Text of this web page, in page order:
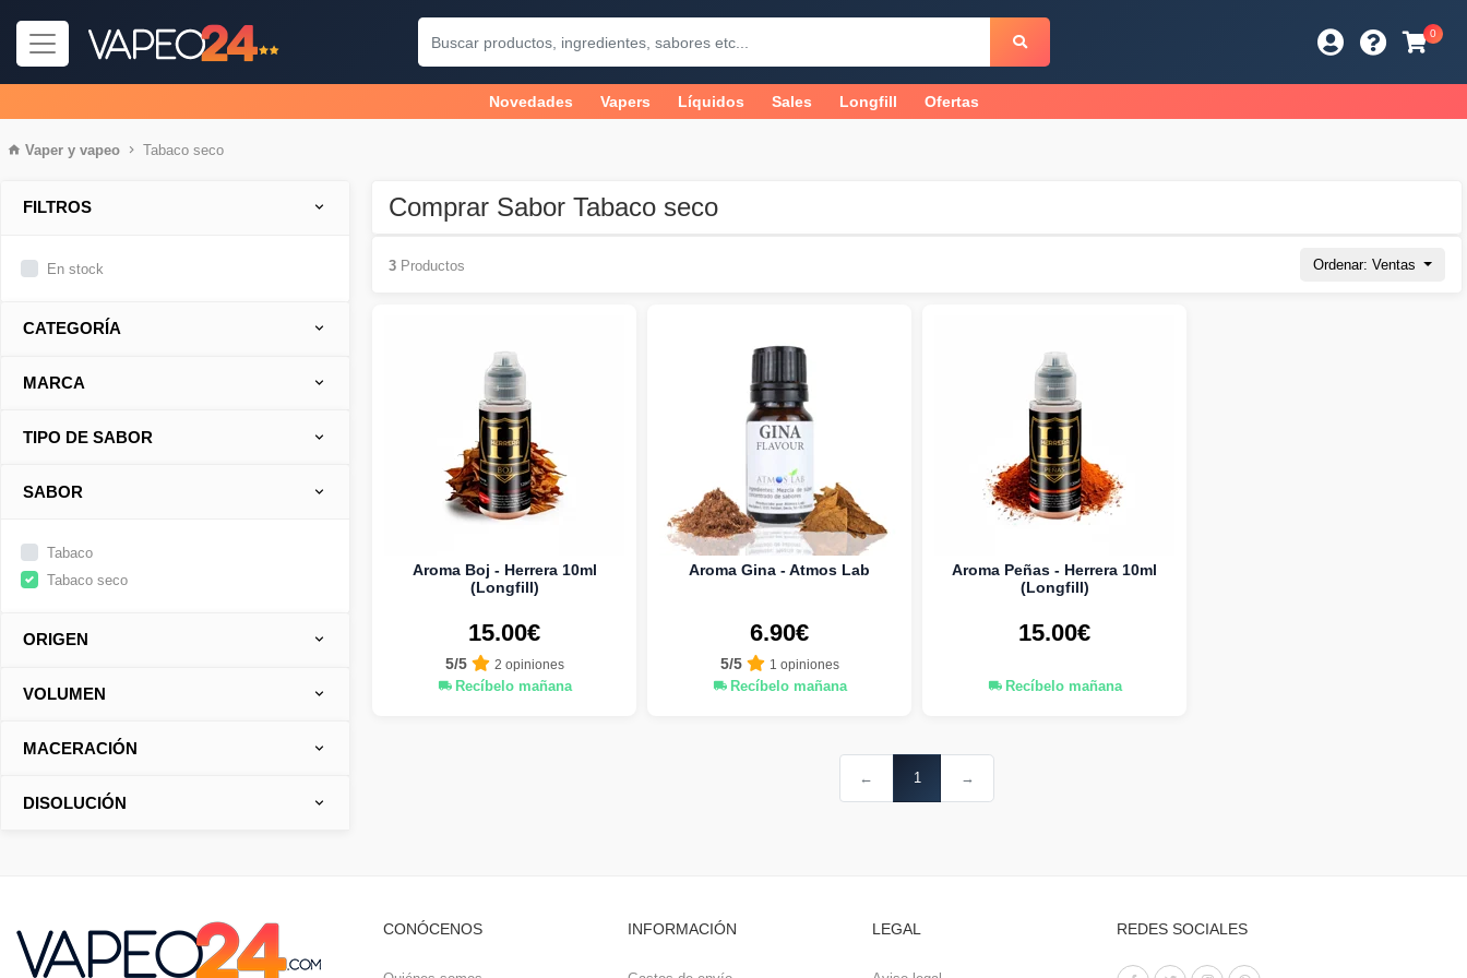
0
Novedades Vapers Líquidos Sales Longfill Ofertas
Vaper y vapeo Tabaco seco
FILTROS
En stock
CATEGORÍA
MARCA
TIPO DE SABOR
SABOR
Tabaco
Tabaco seco
ORIGEN
VOLUMEN
MACERACIÓN
DISOLUCIÓN
Comprar Sabor Tabaco seco
Ordenar: Ventas
3 Productos
Aroma Boj - Herrera 10ml
(Longfill)
15.00€
5/5 2 opiniones
Recíbelo mañana
Aroma Gina - Atmos Lab
6.90€
5/5 1 opiniones
Recíbelo mañana
Aroma Peñas - Herrera 10ml
(Longfill)
15.00€
Recíbelo mañana
← 1 →
CONÓCENOS INFORMACIÓN LEGAL REDES SOCIALES